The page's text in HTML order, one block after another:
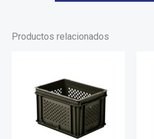
Productos relacionados